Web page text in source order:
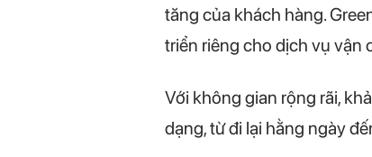
tăng của khách hàng.
triển riêng cho dịch vụ vận
Với không gian rộng rãi,
dạng, từ đi lại hằng ngày